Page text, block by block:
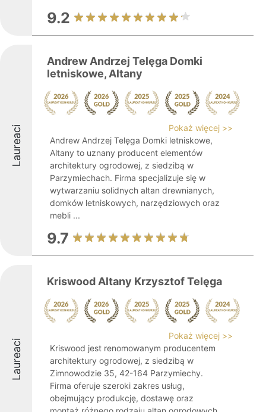
9.2
Laureaci
Andrew Andrzej Telęga Domki
letniskowe, Altany
Pokaż więcej >>
Andrew Andrzej Telęga Domki letniskowe,
Altany to uznany producent elementów
architektury ogrodowej, z siedzibą w
Parzymiechach. Firma specjalizuje się w
wytwarzaniu solidnych altan drewnianych,
domków letniskowych, narzędziowych oraz
mebli ...
9.7
Laureaci
Kriswood Altany Krzysztof Telęga
Pokaż więcej >>
Kriswood jest renomowanym producentem
architektury ogrodowej, z siedzibą w
Zimnowodzie 35, 42-164 Parzymiechy.
Firma oferuje szeroki zakres usług,
obejmujący produkcję, dostawę oraz